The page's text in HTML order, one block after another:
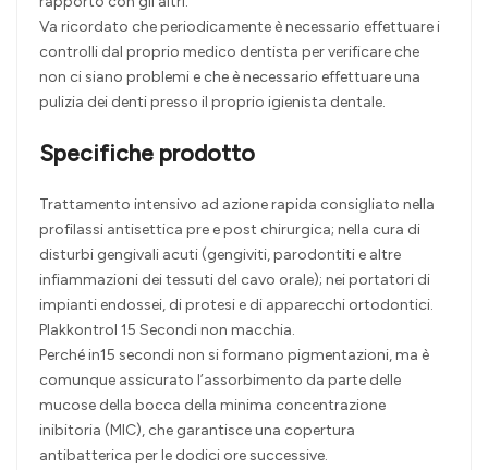
Va ricordato che periodicamente è necessario effettuare i
controlli dal proprio medico dentista per verificare che
non ci siano problemi e che è necessario effettuare una
pulizia dei denti presso il proprio igienista dentale.
Specifiche prodotto
Trattamento intensivo ad azione rapida consigliato nella
profilassi antisettica pre e post chirurgica; nella cura di
disturbi gengivali acuti (gengiviti, parodontiti e altre
infiammazioni dei tessuti del cavo orale); nei portatori di
impianti endossei, di protesi e di apparecchi ortodontici.
Plakkontrol 15 Secondi non macchia.
Perché in15 secondi non si formano pigmentazioni, ma è
comunque assicurato l’assorbimento da parte delle
mucose della bocca della minima concentrazione
inibitoria (MIC), che garantisce una copertura
antibatterica per le dodici ore successive.